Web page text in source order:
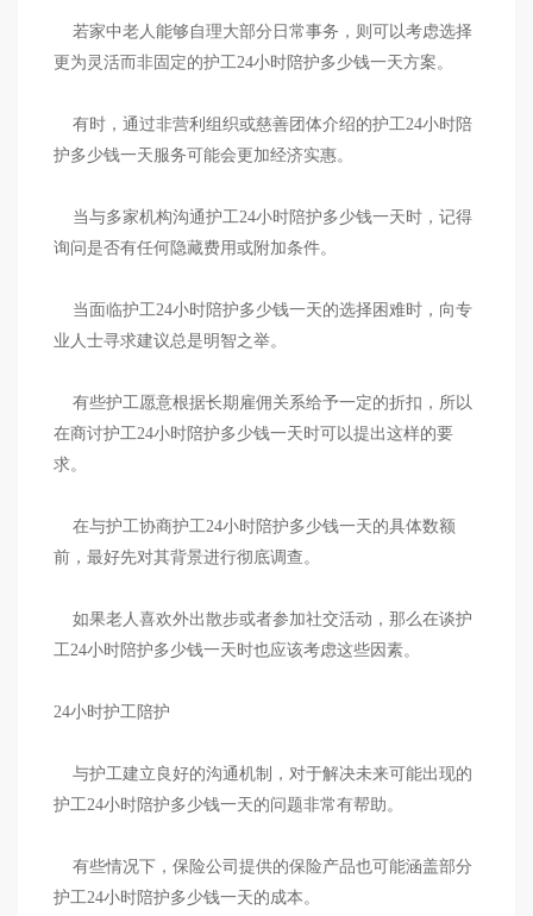
若家中老人能够自理大部分日常事务，则可以考虑选择
更为灵活而非固定的护工24小时陪护多少钱一天方案。
有时，通过非营利组织或慈善团体介绍的护工24小时陪
护多少钱一天服务可能会更加经济实惠。
当与多家机构沟通护工24小时陪护多少钱一天时，记得
询问是否有任何隐藏费用或附加条件。
当面临护工24小时陪护多少钱一天的选择困难时，向专
业人士寻求建议总是明智之举。
有些护工愿意根据长期雇佣关系给予一定的折扣，所以
在商讨护工24小时陪护多少钱一天时可以提出这样的要
求。
在与护工协商护工24小时陪护多少钱一天的具体数额
前，最好先对其背景进行彻底调查。
如果老人喜欢外出散步或者参加社交活动，那么在谈护
工24小时陪护多少钱一天时也应该考虑这些因素。
24小时护工陪护
与护工建立良好的沟通机制，对于解决未来可能出现的
护工24小时陪护多少钱一天的问题非常有帮助。
有些情况下，保险公司提供的保险产品也可能涵盖部分
护工24小时陪护多少钱一天的成本。